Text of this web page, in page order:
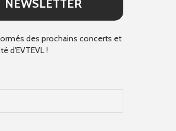
NEWSLETTER
des prochains concerts et
d'EVTEVL !